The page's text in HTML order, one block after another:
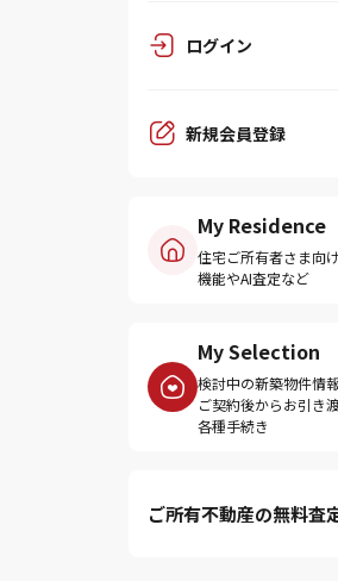
ログイン
新規会員登録
My Residence
住宅ご所有者さま向け
機能やAI査定など
My Selection
検討中の新築物件情
ご契約後からお引き
各種手続き
ご所有不動産の無料査